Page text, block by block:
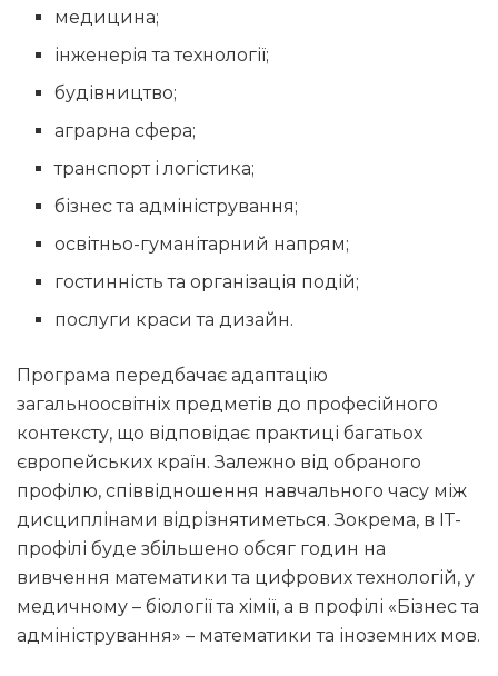
медицина;
інженерія та технології;
будівництво;
аграрна сфера;
транспорт і логістика;
бізнес та адміністрування;
освітньо-гуманітарний напрям;
гостинність та організація подій;
послуги краси та дизайн.
Програма передбачає адаптацію
загальноосвітніх предметів до професійного
контексту, що відповідає практиці багатьох
європейських країн. Залежно від обраного
профілю, співвідношення навчального часу між
дисциплінами відрізнятиметься. Зокрема, в ІТ-
профілі буде збільшено обсяг годин на
вивчення математики та цифрових технологій, у
медичному – біології та хімії, а в профілі «Бізнес та
адміністрування» – математики та іноземних мов.